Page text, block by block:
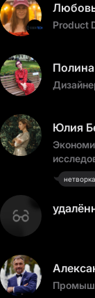
Product
Юлия
имени